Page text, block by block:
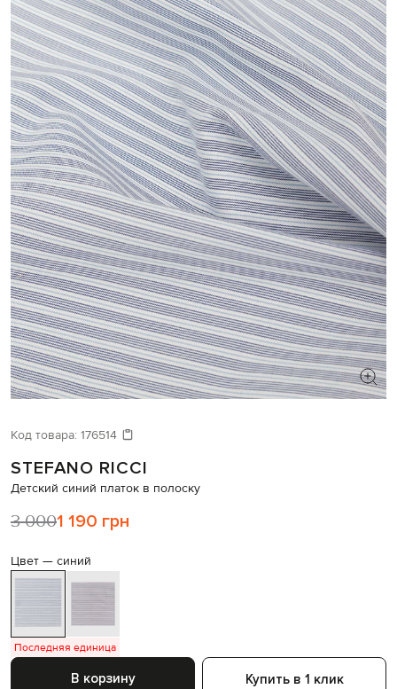
Код товара: 176514
STEFANO RICCI
Детский синий платок в полоску
3 0001 190 грн
Цвет — синий
Последняя единица
В корзину Купить в 1 клик